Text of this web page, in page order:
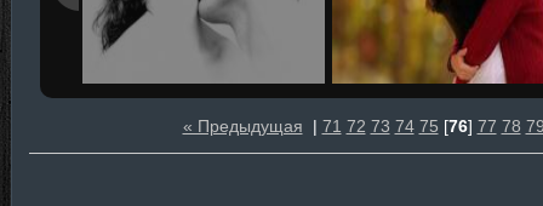
« Предыдущая | 71 72 73 74 75 [76] 77 78